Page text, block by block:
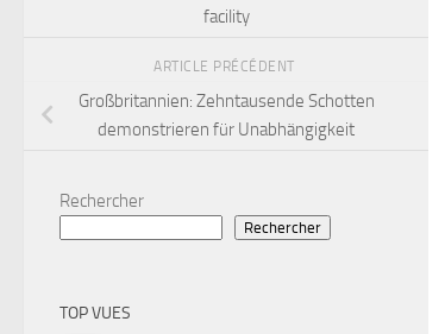
facility
ARTICLE PRÉCÉDENT
Großbritannien: Zehntausende Schotten
demonstrieren für Unabhängigkeit
Rechercher
Rechercher
TOP VUES